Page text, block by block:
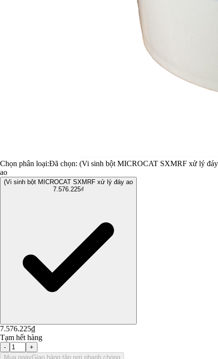
Chọn phân loại:Đã chọn: (Vi sinh bột MICROCAT SXMRF xử lý đáy
ao
(Vi sinh bột MICROCAT SXMRF xử lý đáy ao
7.576.225₫
7.576.225₫
Tạm hết hàng
-
+
Mua ngayGiao hàng tận nơi nhanh chóng